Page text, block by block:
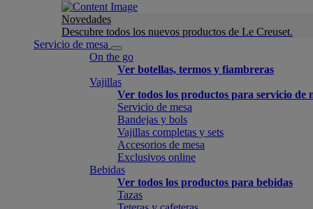
Novedades
Descubre todos los nuevos productos de Le Creuset.
Servicio de mesa
On the go
Ver botellas, termos y fiambreras
Vajillas
Ver todos los productos para servicio de
Servicio de mesa
Bandejas y bols
Vajillas completas y sets
Accesorios de mesa
Exclusivos online
Bebidas
Ver todos los productos para bebidas
Tazas